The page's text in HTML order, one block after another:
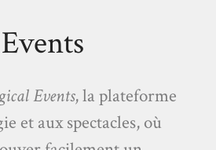
Events, la plateforme
et aux spectacles, où